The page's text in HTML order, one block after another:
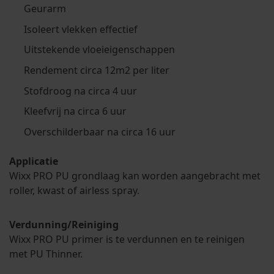
Geurarm
Isoleert vlekken effectief
Uitstekende vloeieigenschappen
Rendement circa 12m2 per liter
Stofdroog na circa 4 uur
Kleefvrij na circa 6 uur
Overschilderbaar na circa 16 uur
Applicatie
Wixx PRO PU grondlaag kan worden aangebracht met
roller, kwast of airless spray.
Verdunning/Reiniging
Wixx PRO PU primer is te verdunnen en te reinigen
met PU Thinner.